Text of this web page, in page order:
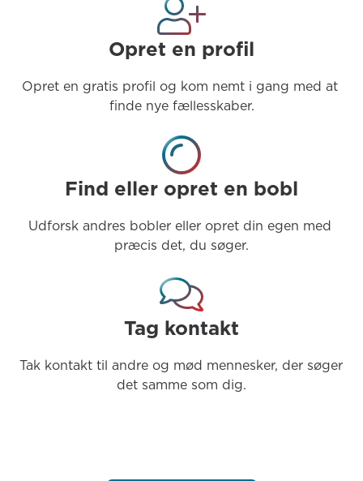
Opret en profil
Opret en gratis profil og kom nemt i gang med at
finde nye fællesskaber.
Find eller opret en bobl
Udforsk andres bobler eller opret din egen med
præcis det, du søger.
Tag kontakt
Tak kontakt til andre og mød mennesker, der søger
det samme som dig.